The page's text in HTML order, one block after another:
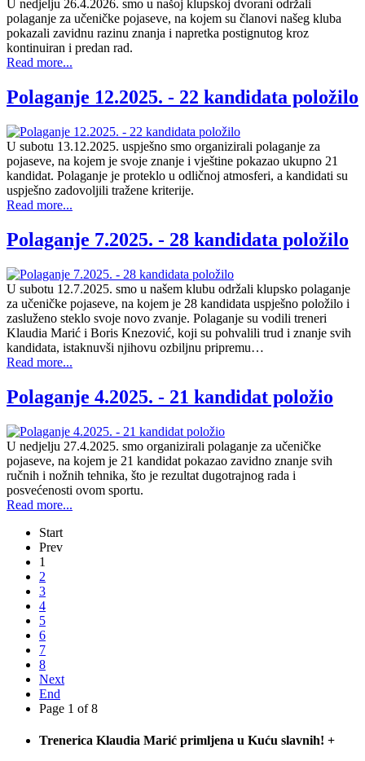
U nedjelju 26.4.2026. smo u našoj klupskoj dvorani održali
polaganje za učeničke pojaseve, na kojem su članovi našeg kluba
pokazali zavidnu razinu znanja i napretka postignutog kroz
kontinuiran i predan rad.
Read more...
Polaganje 12.2025. - 22 kandidata položilo
U subotu 13.12.2025. uspješno smo organizirali polaganje za
pojaseve, na kojem je svoje znanje i vještine pokazao ukupno 21
kandidat. Polaganje je proteklo u odličnoj atmosferi, a kandidati su
uspješno zadovoljili tražene kriterije.
Read more...
Polaganje 7.2025. - 28 kandidata položilo
U subotu 12.7.2025. smo u našem klubu održali klupsko polaganje
za učeničke pojaseve, na kojem je 28 kandidata uspješno položilo i
zasluženo steklo svoje novo zvanje. Polaganje su vodili treneri
Klaudia Marić i Boris Knezović, koji su pohvalili trud i znanje svih
kandidata, istaknuvši njihovu ozbiljnu pripremu…
Read more...
Polaganje 4.2025. - 21 kandidat položio
U nedjelju 27.4.2025. smo organizirali polaganje za učeničke
pojaseve, na kojem je 21 kandidat pokazao zavidno znanje svih
ručnih i nožnih tehnika, što je rezultat dugotrajnog rada i
posvećenosti ovom sportu.
Read more...
Start
Prev
1
2
3
4
5
6
7
8
Next
End
Page 1 of 8
Trenerica Klaudia Marić primljena u Kuću slavnih! +